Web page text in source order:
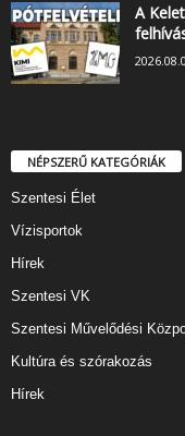
A
NÉPSZERŰ KATEGÓRIÁK
Szentesi Élet
Vízisportok
Hírek
Szentesi VK
Szentesi Művelődési
Kultúra és szórakozás
Hírek